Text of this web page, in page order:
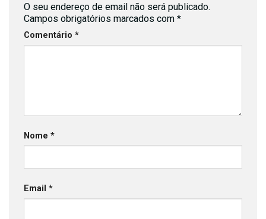
O seu endereço de email não será publicado.
Campos obrigatórios marcados com *
Comentário *
Nome *
Email *